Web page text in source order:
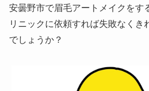
安曇野市で眉毛アートメイクをす
リニックに依頼すれば失敗なくき
でしょうか？